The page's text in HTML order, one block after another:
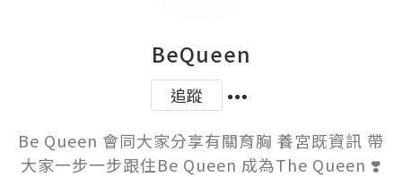
BeQueen
追蹤
Be Queen 會同大家分享有關育胸 養宮既資訊 帶
大家一步一步跟住Be Queen 成為The Queen ❣️